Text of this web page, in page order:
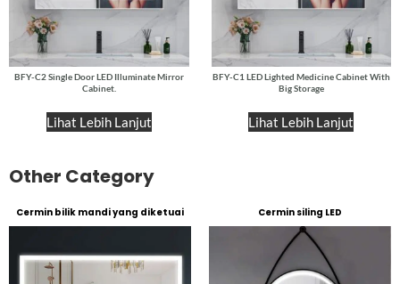
BFY-C2 Single Door LED Illuminate Mirror
Cabinet.
Lihat Lebih Lanjut
BFY-C1 LED Lighted Medicine Cabinet With
Big Storage
Lihat Lebih Lanjut
Other Category
Cermin bilik mandi yang diketuai Cermin siling LED